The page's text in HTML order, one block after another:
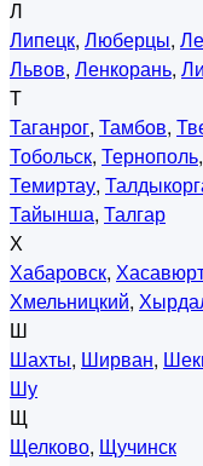
Л
Липецк, Люберцы,
Львов, Ленкорань,
Т
Таганрог, Тамбов,
Тобольск, Тернополь,
Темиртау,
Тайынша, Талгар
Х
Хабаровск,
Хмельницкий,
Ш
Шахты, Ширван,
Шу
Щ
Щелково, Щучинск